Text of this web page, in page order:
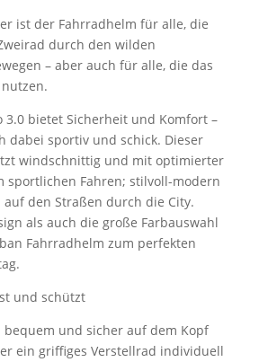
ist der Fahrradhelm für alle, die
durch den wilden
– aber auch für alle, die das
3.0 bietet Sicherheit und Komfort –
dabei sportiv und schick. Dieser
windschnittig und mit optimierter
sportlichen Fahren; stilvoll-modern
auf den Straßen durch die City.
als auch die große Farbauswahl
Fahrradhelm zum perfekten
und schützt
bequem und sicher auf dem Kopf
ein griffiges Verstellrad individuell